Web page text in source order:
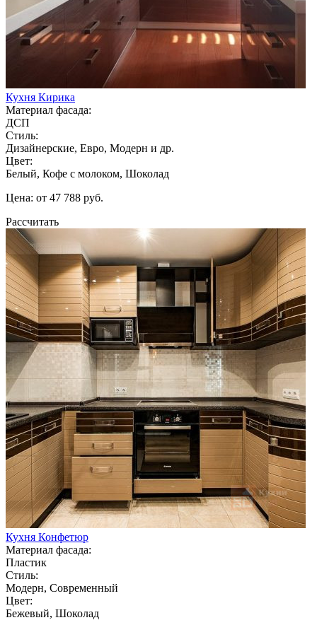
Кухня Кирика
Материал фасада:
ДСП
Стиль:
Дизайнерские, Евро, Модерн и др.
Цвет:
Белый, Кофе с молоком, Шоколад
Цена: от 47 788 руб.
Рассчитать
Кухня Конфетюр
Материал фасада:
Пластик
Стиль:
Модерн, Современный
Цвет:
Бежевый, Шоколад